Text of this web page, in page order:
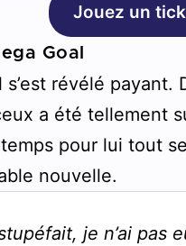
Jouez un
Goal
s’est révélé
a été tellement
pour lui tout
nouvelle.
je n’ai pas